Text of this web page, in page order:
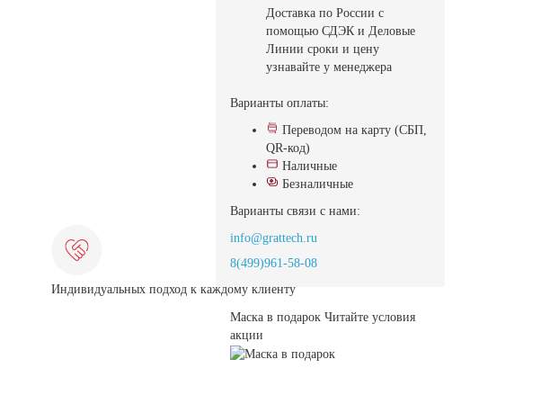
Доставка по России с
помощью СДЭК и Деловые
Линии сроки и цену
узнавайте у менеджера
Варианты оплаты:
Переводом на карту (СБП,
QR-код)
Наличные
Безналичные
Варианты связи с нами:
info@grattech.ru
8(499)961-58-08
Маска в подарок Читайте условия
акции
Индивидуальных подход к каждому клиенту